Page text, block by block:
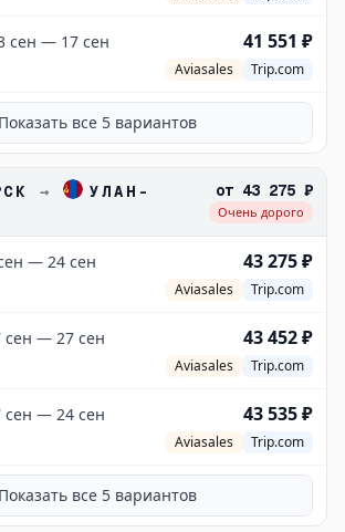
сен — 17 сен 41 551 ₽
Aviasales Trip.com
Показать все 5 вариантов
→
УЛАН-
от 43 275 ₽
Очень дорого
— 24 сен 43 275 ₽
Aviasales Trip.com
сен — 27 сен 43 452 ₽
Aviasales Trip.com
сен — 24 сен 43 535 ₽
Aviasales Trip.com
Показать все 5 вариантов